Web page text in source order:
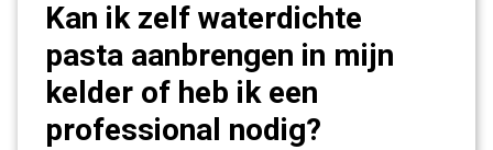
Kan ik zelf waterdichte
pasta aanbrengen in mijn
kelder of heb ik een
professional nodig?